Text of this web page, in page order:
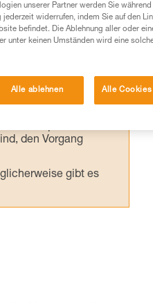
Tipp geht,
verstehen zu
richtig
ein spezielles
den Vorgang
gibt es
unserer Partner werden Sie während
widerrufen, indem Sie auf den
befindet. Die Ablehnung aller oder
unter keinen Umständen wird eine
Alle ablehnen Alle Cookies